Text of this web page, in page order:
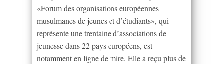
«Forum des organisations européennes
musulmanes de jeunes et d’étudiants», qui
représente une trentaine d’associations de
jeunesse dans 22 pays européens, est
notamment en ligne de mire. Elle a reçu plus de